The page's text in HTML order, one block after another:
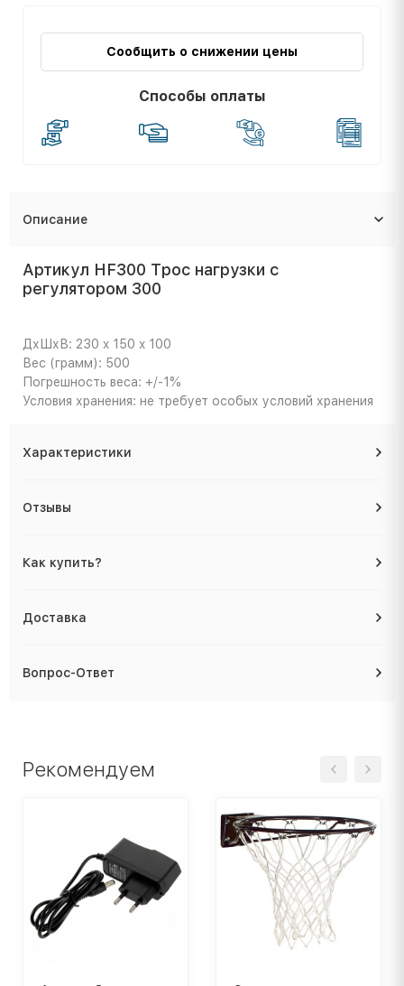
Сообщить о снижении цены
Способы оплаты
Описание
Артикул HF300 Трос нагрузки с
регулятором 300
ДхШхВ: 230 x 150 x 100
Вес (грамм): 500
Погрешность веса: +/-1%
Условия хранения: не требует особых условий хранения
Характеристики
Отзывы
Как купить?
Доставка
Вопрос-Ответ
Рекомендуем